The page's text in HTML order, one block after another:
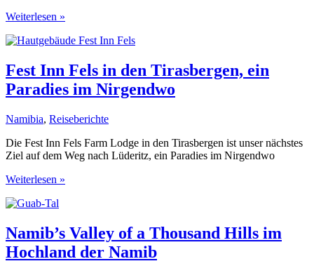
Aus
Verkehrsknotenpunkt
dem
Weg
nach
Weiterlesen »
Fest Inn Fels in den Tirasbergen, ein
Paradies im Nirgendwo
Namibia, Reiseberichte
Die Fest Inn Fels Farm Lodge in den Tirasbergen ist unser nächstes
Ziel auf dem Weg nach Lüderitz, ein Paradies im Nirgendwo
Fest
Fels
den
Tirasbergen,
ein
Weiterlesen »
Namib’s Valley of a Thousand Hills im
Hochland der Namib